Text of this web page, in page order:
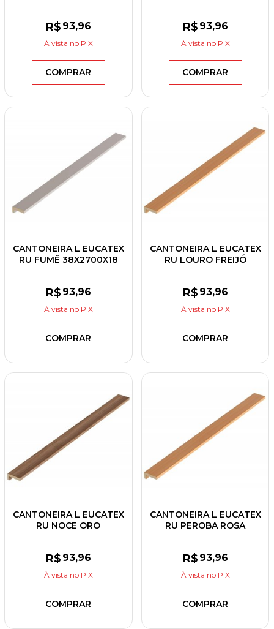
R$ 93,96
À vista no PIX
COMPRAR
R$ 93,96
À vista no PIX
COMPRAR
CANTONEIRA L EUCATEX
RU FUMÊ 38X2700X18
R$ 93,96
À vista no PIX
COMPRAR
CANTONEIRA L EUCATEX
RU LOURO FREIJÓ
R$ 93,96
À vista no PIX
COMPRAR
CANTONEIRA L EUCATEX
RU NOCE ORO
R$ 93,96
À vista no PIX
COMPRAR
CANTONEIRA L EUCATEX
RU PEROBA ROSA
R$ 93,96
À vista no PIX
COMPRAR